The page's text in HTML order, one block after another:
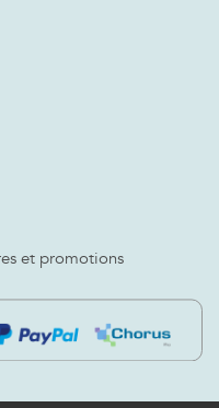
et promotions